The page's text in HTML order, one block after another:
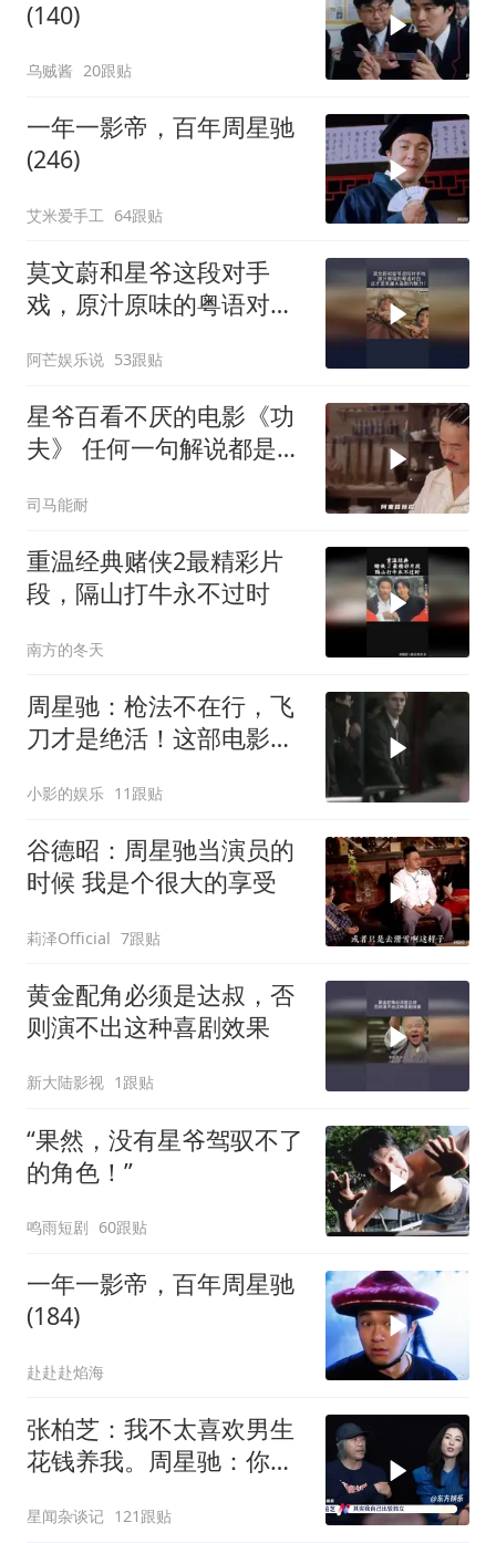
(140)
乌贼酱 20跟贴
一年一影帝，百年周星驰
(246)
艾米爱手工 64跟贴
莫文蔚和星爷这段对手
戏，原汁原味的粤语对
魅力！
阿芒娱乐说 53跟贴
星爷百看不厌的电影《功
夫》 任何一句解说都是对
司马能耐
重温经典赌侠2最精彩片
段，隔山打牛永不过时
南方的冬天
周星驰：枪法不在行，飞
刀才是绝活！这部电影你
小影的娱乐 11跟贴
谷德昭：周星驰当演员的
时候 我是个很大的享受
莉泽Official 7跟贴
黄金配角必须是达叔，否
则演不出这种喜剧效果
新大陆影视 1跟贴
“果然，没有星爷驾驭不了
的角色！”
鸣雨短剧 60跟贴
一年一影帝，百年周星驰
(184)
赴赴赴焰海
张柏芝：我不太喜欢男生
花钱养我。周星驰：你不
星闻杂谈记 121跟贴